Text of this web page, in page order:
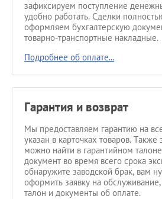
зафиксируем поступление
удобно работать. Сделки
оформляем бухгалтерскую
товарно-транспортные накладные.
Подробнее об оплате...
Гарантия и возврат
Мы предоставляем гарантию на
указан в карточках товаров.
можно найти в гарантийном
документ во время всего срока
обнаружите заводской брак, вам
оформить заявку на
талон и документы об оплате.